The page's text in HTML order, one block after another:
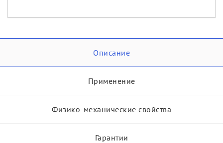
Описание
Применение
Физико-механические свойства
Гарантии